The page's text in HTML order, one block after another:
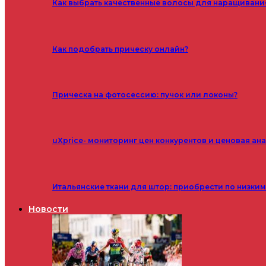
Как выбрать качественные волосы для
Как подобрать прическу онлайн?
Прическа на фотосессию: пучок или локоны?
uXprice- мониторинг цен конкурентов и ценовая
Итальянские ткани для штор: приобрести по
Новости